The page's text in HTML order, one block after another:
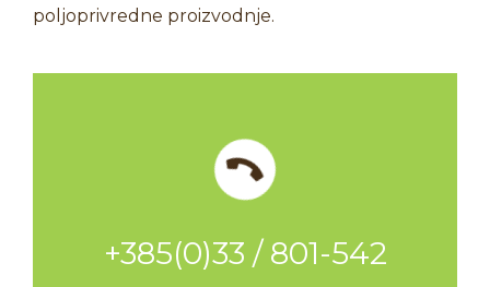
poljoprivredne proizvodnje.
+385(0)33 / 801-542